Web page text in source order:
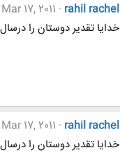
rahil rachel
Mar 17, 2011
خدايا تقدير دوستان را
rahil rachel
Mar 17, 2011
خدايا تقدير دوستان را